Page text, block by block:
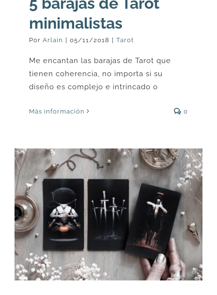
minimalistas
Por Arlain | 05/11/2018 | Tarot
Me encantan las barajas de Tarot que
tienen coherencia, no importa si su
diseño es complejo e intrincado o
Más información 0